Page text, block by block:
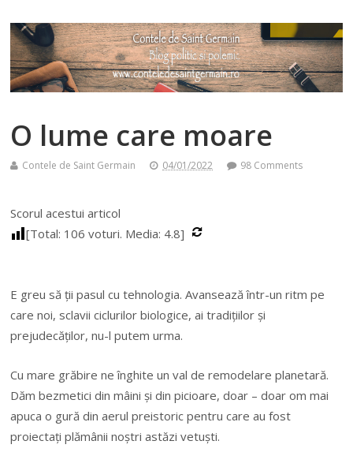
O lume care moare
Contele de Saint Germain 04/01/2022 98 Comments
Scorul acestui articol
[Total: 106 voturi. Media: 4.8]
E greu să ţii pasul cu tehnologia. Avansează într-un ritm pe
care noi, sclavii ciclurilor biologice, ai tradiţiilor şi
prejudecăţilor, nu-l putem urma.
Cu mare grăbire ne înghite un val de remodelare planetară.
Dăm bezmetici din mâini şi din picioare, doar – doar om mai
apuca o gură din aerul preistoric pentru care au fost
proiectaţi plămânii noştri astăzi vetuşti.